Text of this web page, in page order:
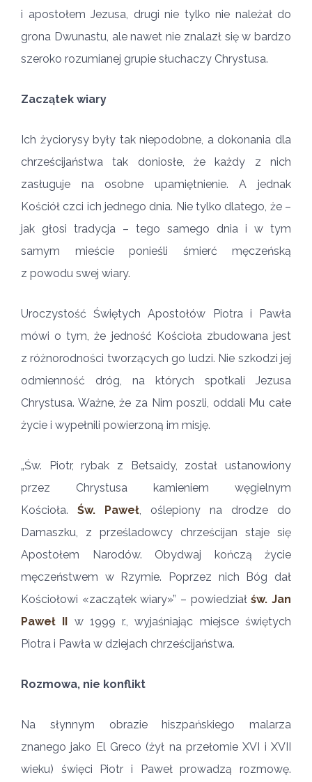
i apostołem Jezusa, drugi nie tylko nie należał do
grona Dwunastu, ale nawet nie znalazł się w bardzo
szeroko rozumianej grupie słuchaczy Chrystusa.
Zaczątek wiary
Ich życiorysy były tak niepodobne, a dokonania dla
chrześcijaństwa tak doniosłe, że każdy z nich
zasługuje na osobne upamiętnienie. A jednak
Kościół czci ich jednego dnia. Nie tylko dlatego, że –
jak głosi tradycja – tego samego dnia i w tym
samym mieście ponieśli śmierć męczeńską
z powodu swej wiary.
Uroczystość Świętych Apostołów Piotra i Pawła
mówi o tym, że jedność Kościoła zbudowana jest
z różnorodności tworzących go ludzi. Nie szkodzi jej
odmienność dróg, na których spotkali Jezusa
Chrystusa. Ważne, że za Nim poszli, oddali Mu całe
życie i wypełnili powierzoną im misję.
„Św. Piotr, rybak z Betsaidy, został ustanowiony
przez Chrystusa kamieniem węgielnym
Kościoła. Św. Paweł, oślepiony na drodze do
Damaszku, z prześladowcy chrześcijan staje się
Apostołem Narodów. Obydwaj kończą życie
męczeństwem w Rzymie. Poprzez nich Bóg dał
Kościołowi «zaczątek wiary»” – powiedziałśw. Jan
Paweł II w 1999 r., wyjaśniając miejsce świętych
Piotra i Pawła w dziejach chrześcijaństwa.
Rozmowa, nie konflikt
Na słynnym obrazie hiszpańskiego malarza
znanego jako El Greco (żył na przełomie XVI i XVII
wieku) święci Piotr i Paweł prowadzą rozmowę.